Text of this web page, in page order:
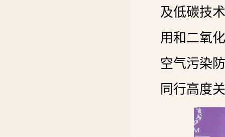
及低碳技
用和二氧
空气污染
同行高度